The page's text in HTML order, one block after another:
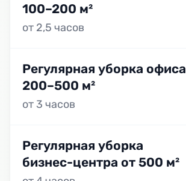
100–200 м²
от 2,5 часов
Регулярная уборка офиса
200–500 м²
от 3 часов
Регулярная уборка
бизнес-центра от 500 м²